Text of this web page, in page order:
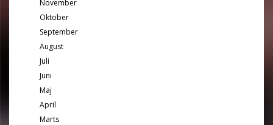
November
Oktober
September
August
Juli
Juni
Maj
April
Marts